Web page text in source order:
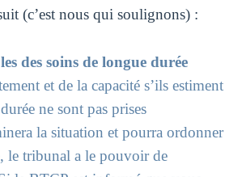
(c’est nous qui soulignons) :
des soins de longue durée
et de la capacité s’ils estiment
ne sont pas prises
la situation et pourra ordonner
le tribunal a le pouvoir de